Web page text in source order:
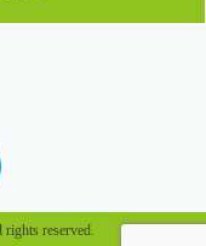
reserved.